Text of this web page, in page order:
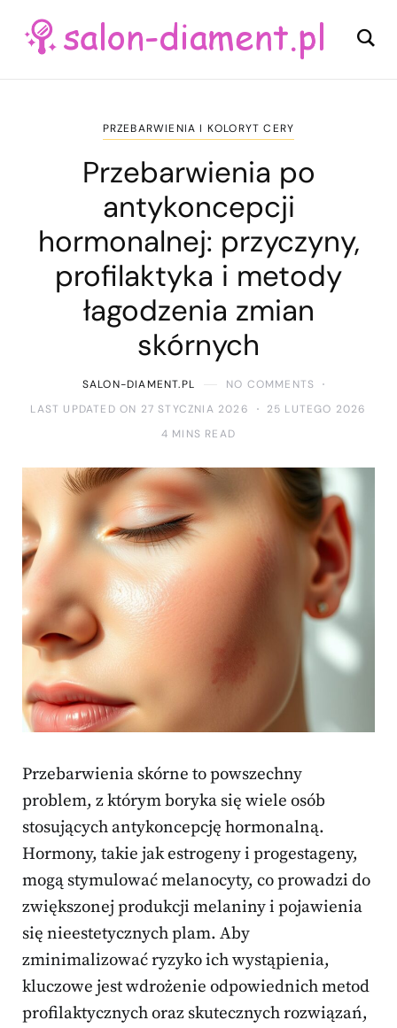
PRZEBARWIENIA I KOLORYT CERY
Przebarwienia po
antykoncepcji
hormonalnej: przyczyny,
profilaktyka i metody
łagodzenia zmian
skórnych
SALON-DIAMENT.PL
NO COMMENTS
LAST UPDATED ON 27 STYCZNIA 2026
25 LUTEGO 2026
4 MINS READ
Przebarwienia skórne to powszechny
problem, z którym boryka się wiele osób
stosujących antykoncepcję hormonalną.
Hormony, takie jak estrogeny i progestageny,
mogą stymulować melanocyty, co prowadzi do
zwiększonej produkcji melaniny i pojawienia
się nieestetycznych plam. Aby
zminimalizować ryzyko ich wystąpienia,
kluczowe jest wdrożenie odpowiednich metod
profilaktycznych oraz skutecznych rozwiązań,